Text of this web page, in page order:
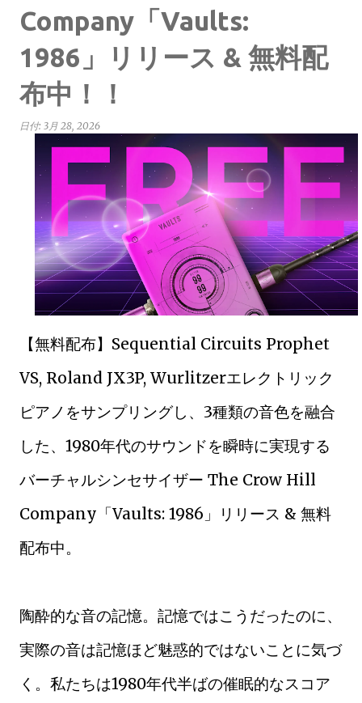
Company「Vaults:
1986」リリース & 無料配
布中！！
日付: 3月 28, 2026
【無料配布】Sequential Circuits Prophet
VS, Roland JX3P, Wurlitzerエレクトリック
ピアノをサンプリングし、3種類の音色を融合
した、1980年代のサウンドを瞬時に実現する
バーチャルシンセサイザー The Crow Hill
Company「Vaults: 1986」リリース & 無料
配布中。
陶酔的な音の記憶。記憶ではこうだったのに、
実際の音は記憶ほど魅惑的ではないことに気づ
く。私たちは1980年代半ばの催眠的なスコア